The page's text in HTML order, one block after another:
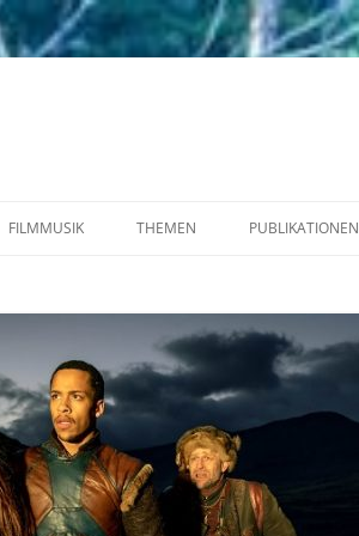
FILMMUSIK THEMEN PUBLIKATIONEN